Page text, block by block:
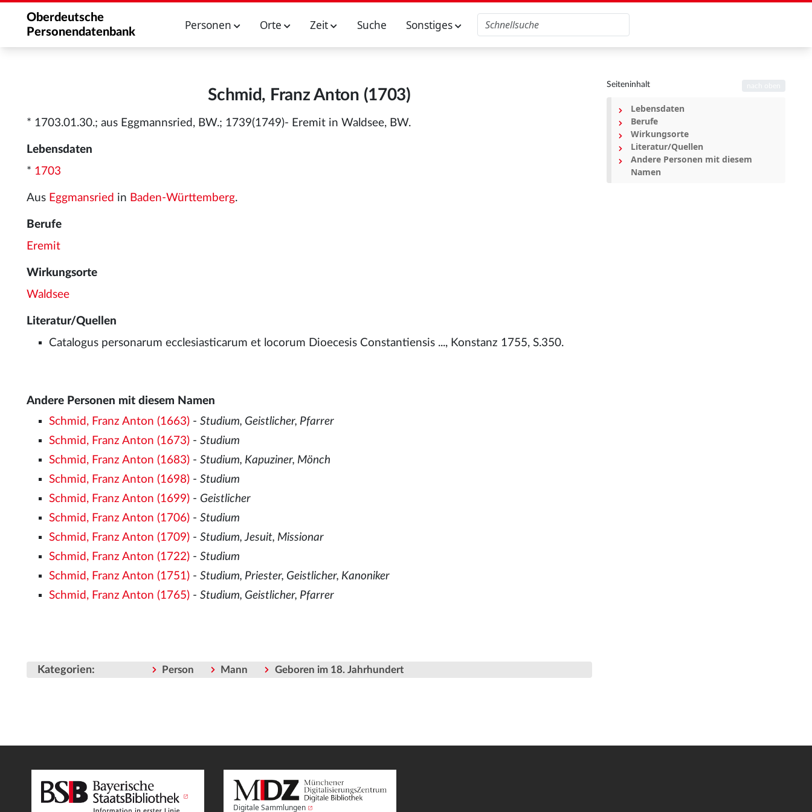
Oberdeutsche
Personendatenbank
Personen Orte Zeit Suche Sonstiges
Schmid, Franz Anton (1703)
* 1703.01.30.; aus Eggmannsried, BW.; 1739(1749)- Eremit in Waldsee, BW.
Lebensdaten
* 1703
Aus Eggmansried in Baden-Württemberg.
Berufe
Eremit
Wirkungsorte
Waldsee
Literatur/Quellen
Catalogus personarum ecclesiasticarum et locorum Dioecesis Constantiensis ..., Konstanz 1755, S.350.
Andere Personen mit diesem Namen
Schmid, Franz Anton (1663) -Studium, Geistlicher, Pfarrer
Schmid, Franz Anton (1673) -Studium
Schmid, Franz Anton (1683) -Studium, Kapuziner, Mönch
Schmid, Franz Anton (1698) -Studium
Schmid, Franz Anton (1699) - Geistlicher
Schmid, Franz Anton (1706) -Studium
Schmid, Franz Anton (1709) -Studium, Jesuit, Missionar
Schmid, Franz Anton (1722) -Studium
Schmid, Franz Anton (1751) -Studium, Priester, Geistlicher, Kanoniker
Schmid, Franz Anton (1765) -Studium, Geistlicher, Pfarrer
Kategorien: Person Mann Geboren im 18. Jahrhundert
Seiteninhalt
Lebensdaten
Berufe
Wirkungsorte
Literatur/Quellen
Andere Personen mit diesem
Namen
Digitale Sammlungen